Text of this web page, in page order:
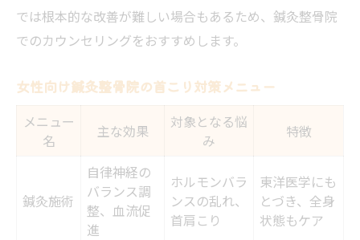
では根本的な改善が難しい場合もあるため、鍼灸整骨院
でのカウンセリングをおすすめします。
女性向け鍼灸整骨院の首こり対策メニュー
メニュー
名
主な効果
対象となる悩
み
特徴
鍼灸施術
自律神経の
バランス調
整、血流促
進
ホルモンバラ
ンスの乱れ、
首肩こり
東洋医学にも
とづき、全身
状態もケア